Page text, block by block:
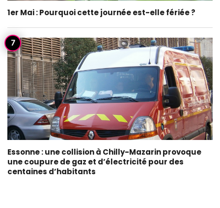
1er Mai : Pourquoi cette journée est-elle fériée ?
Essonne : une collision à Chilly-Mazarin provoque
une coupure de gaz et d’électricité pour des
centaines d’habitants